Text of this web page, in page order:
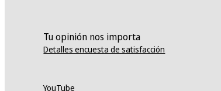
Tu opinión nos importa
Detalles encuesta de satisfacción
YouTube